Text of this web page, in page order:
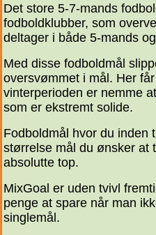
Det store 5-7-mands
fodboldklubber, som
deltager i både 5-mands
Med disse fodboldmål
oversvømmet i mål. Her
vinterperioden er nemme
som er ekstremt solide.
Fodboldmål hvor du
størrelse mål du ønsker at
absolutte top.
MixGoal er uden tvivl
penge at spare når man
singlemål.